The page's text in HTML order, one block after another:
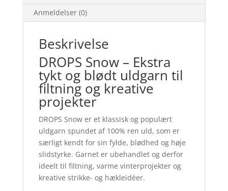
Anmeldelser (0)
Beskrivelse
DROPS Snow – Ekstra
tykt og blødt uldgarn til
filtning og kreative
projekter
DROPS Snow er et klassisk og populært
uldgarn spundet af 100% ren uld, som er
særligt kendt for sin fylde, blødhed og høje
slidstyrke. Garnet er ubehandlet og derfor
ideelt til filtning, varme vinterprojekter og
kreative strikke- og hækleidéer.